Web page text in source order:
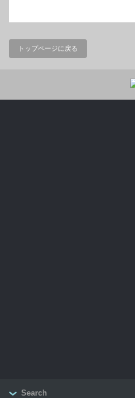
トップページに戻る
Search